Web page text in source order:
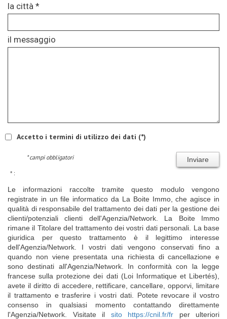
la città *
il messaggio
Accetto i termini di utilizzo dei dati (*)
Inviare
* campi obbligatori
* :
Le informazioni raccolte tramite questo modulo vengono
registrate in un file informatico da La Boite Immo, che agisce in
qualità di responsabile del trattamento dei dati per la gestione dei
clienti/potenziali clienti dell'Agenzia/Network. La Boite Immo
rimane il Titolare del trattamento dei vostri dati personali. La base
giuridica per questo trattamento è il legittimo interesse
dell'Agenzia/Network. I vostri dati vengono conservati fino a
quando non viene presentata una richiesta di cancellazione e
sono destinati all'Agenzia/Network. In conformità con la legge
francese sulla protezione dei dati (Loi Informatique et Libertés),
avete il diritto di accedere, rettificare, cancellare, opporvi, limitare
il trattamento e trasferire i vostri dati. Potete revocare il vostro
consenso in qualsiasi momento contattando direttamente
l'Agenzia/Network. Visitate il sito https://cnil.fr/fr per ulteriori